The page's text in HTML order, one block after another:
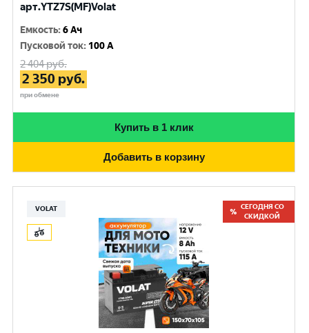
арт.YTZ7S(MF)Volat
Емкость:6 Ач
Пусковой ток: 100 A
2 404руб.
2 350 руб.
при обмене
Купить в 1 клик
Добавить в корзину
VOLAT
СЕГОДНЯ СО
СКИДКОЙ